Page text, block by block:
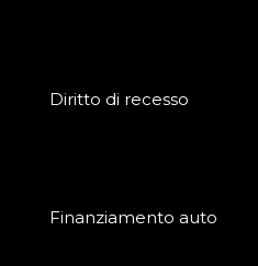
Diritto di recesso
Finanziamento auto